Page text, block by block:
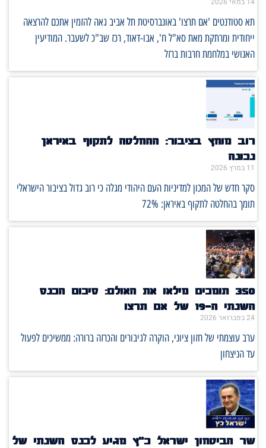
תא סטודנטים 'אם תרצו' באונברסיטת תל אביב גאה להזמין אתכם להרצאה
ייחודית ומרתקת מאת סא"ל ח', אבו-דאוד, רכז שב"כ לשעבר. המודיעין
האנושי במלחמת חרבות ברזל
רוב מוחץ בציבור: ההחלטה לתקוף באיראן
נכונה
11 במרץ 2026
סקר חדש של המכון למדיניות העם היהודי מגלה כי רוב גדול בציבור הישראלי
תומך בהחלטה לתקוף באיראן: 72%
350 תומכים מילאו את האולם: סיכום הכנס
השנתי ה־19 של אם תרצו
24 בפברואר 2026
ערב עוצמתי של חזון ציוני, הוקרה לגיבורים והכרזה ברורה: ממשיכים לפעול
עד הניצחון
שר הביטחון ישראל כ"ץ מגיע לכנס השנתי של